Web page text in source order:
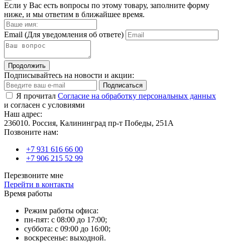
Если у Вас есть вопросы по этому товару, заполните форму
ниже, и мы ответим в ближайшее время.
Email (Для уведомления об ответе)
Продолжить
Подписывайтесь на новости и акции:
Подписаться
Я прочитал Согласие на обработку персональных данных
и согласен с условиями
Наш адрес:
236010. Россия, Калининград пр-т Победы, 251А
Позвоните нам:
+7 931 616 66 00
+7 906 215 52 99
Перезвоните мне
Перейти в контакты
Время работы
Режим работы офиса:
пн-пят: с 08:00 до 17:00;
суббота: с 09:00 до 16:00;
воскресенье: выходной.